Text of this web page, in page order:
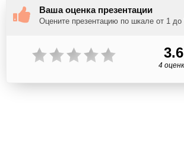
Ваша оценка презентации
Оцените презентацию по шкале от 1
3.6
4